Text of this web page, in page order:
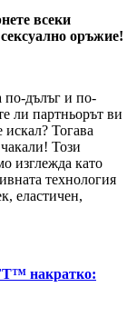
всеки
оръжие!
по-дълъг и по-
ли партньорът ви
Тогава
Този
изглежда като
технология
еластичен,
накратко: